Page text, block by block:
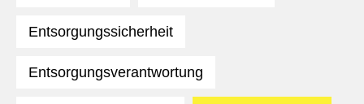
Entsorgungssicherheit
Entsorgungsverantwortung